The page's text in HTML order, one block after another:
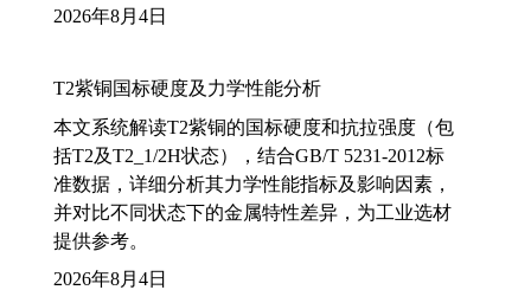
2026年8月4日
T2紫铜国标硬度及力学性能分析
本文系统解读T2紫铜的国标硬度和抗拉强度（包
括T2及T2_1/2H状态），结合GB/T 5231-2012标
准数据，详细分析其力学性能指标及影响因素，
并对比不同状态下的金属特性差异，为工业选材
提供参考。
2026年8月4日